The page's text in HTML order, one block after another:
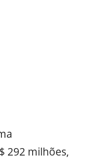
292 milhões,